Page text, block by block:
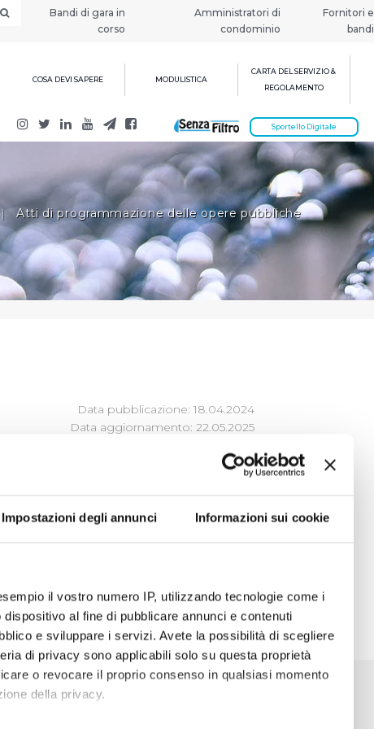
Impostazioni degli annunci Informazioni sui cookie
il vostro numero IP, utilizzando tecnologie come i
al fine di pubblicare annunci e contenuti
e sviluppare i servizi. Avete la possibilità di scegliere
di privacy sono applicabili solo su questa proprietà
o revocare il proprio consenso in qualsiasi momento
della privacy.
Bandi di gara in
corso
Amministratori di
condominio
Fornitori e
bandi
COSA DEVI SAPERE MODULISTICA
CARTA DEL SERVIZIO &
REGOLAMENTO
Sportello Digitale
| Atti di programmazione delle opere pubbliche
Data pubblicazione: 18.04.2024
Data aggiornamento: 22.05.2025
PUBBLICHE
2020 - 2024